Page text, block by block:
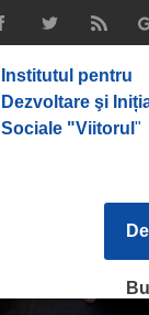
Institutul pentru
Dezvoltare şi
Sociale "Viitorul "